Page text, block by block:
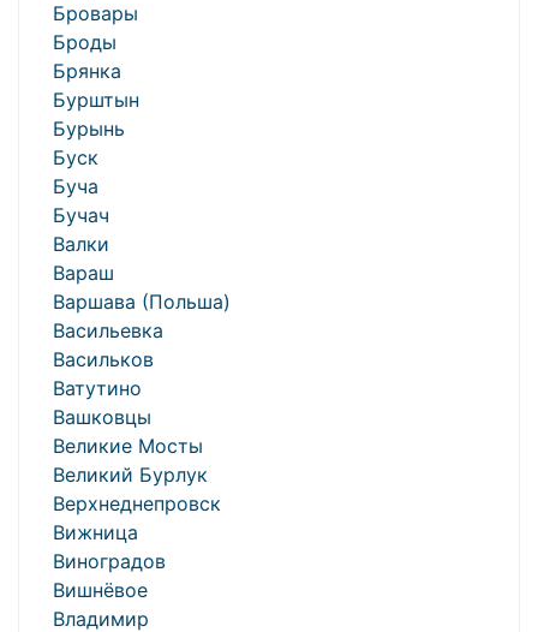
Бровары
Броды
Брянка
Бурштын
Бурынь
Буск
Буча
Бучач
Валки
Вараш
Варшава (Польша)
Васильевка
Васильков
Ватутино
Вашковцы
Великие Мосты
Великий Бурлук
Верхнеднепровск
Вижница
Виноградов
Вишнёвое
Владимир